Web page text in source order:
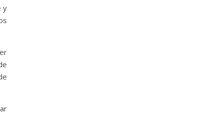
y